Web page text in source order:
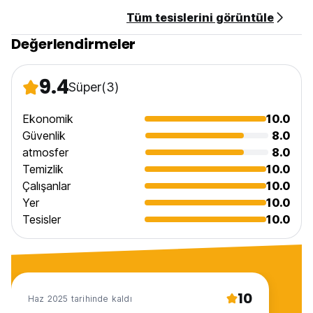
than three we can almost always ensure you are in the
same room. However, during busy season and especially
when checking in late this sometimes is not possible due to
multiple group bookings.
Tüm tesislerini görüntüle
Değerlendirmeler
9.4Süper(3)
Ekonomik
10.0
Güvenlik
8.0
atmosfer
8.0
Temizlik
10.0
Çalışanlar
10.0
Yer
10.0
Tesisler
10.0
Haz 2025 tarihinde kaldı 10